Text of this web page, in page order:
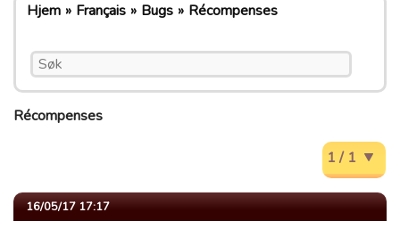
Hjem Français Bugs Récompenses
Récompenses
1 / 1
16/05/17 17:17